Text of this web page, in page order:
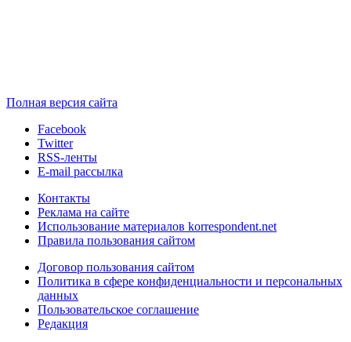
Полная версия сайта
Facebook
Twitter
RSS-ленты
E-mail рассылка
Контакты
Реклама на сайте
Использование материалов korrespondent.net
Правила пользования сайтом
Договор пользования сайтом
Политика в сфере конфиденциальности и персональных
данных
Пользовательское соглашение
Редакция